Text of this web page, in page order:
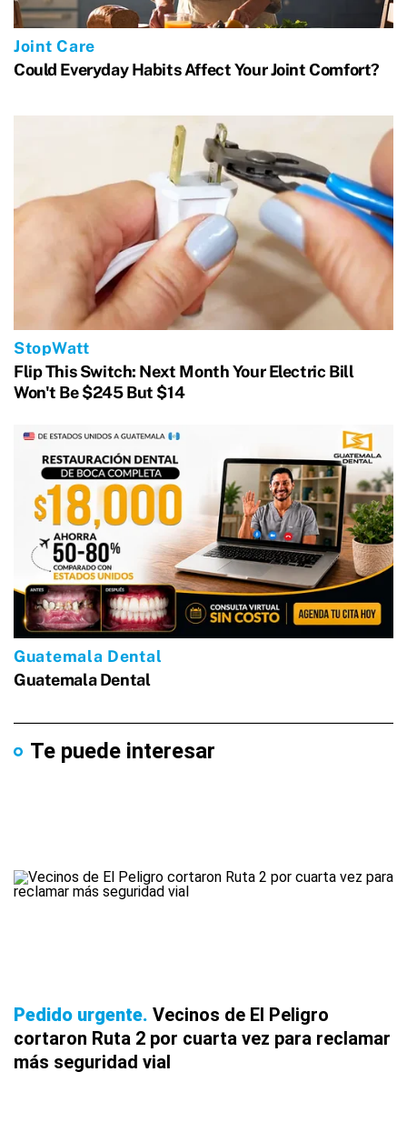
Te puede interesar
Pedido urgente Vecinos de El Peligro
cortaron Ruta 2 por cuarta vez para reclamar
más seguridad vial